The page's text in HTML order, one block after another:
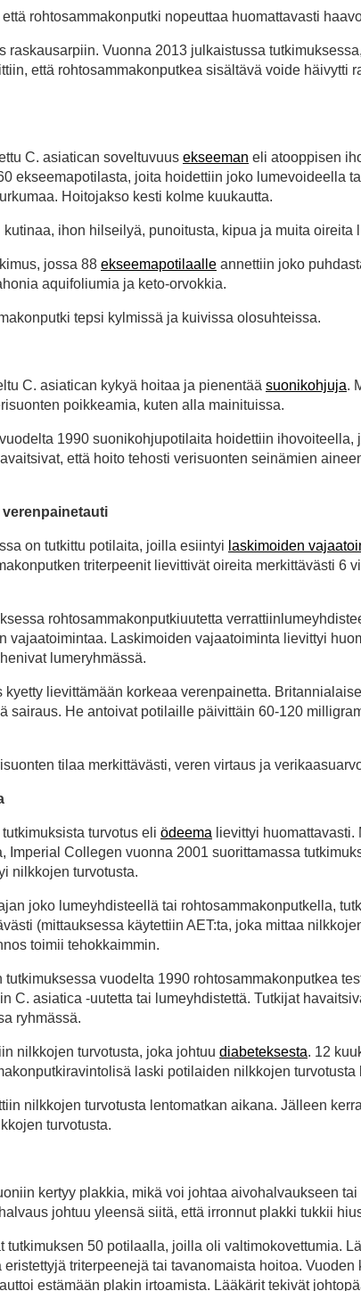
rohtosammakonputki nopeuttaa huomattavasti
raskausarpiin. Vuonna 2013 julkaistussa
että rohtosammakonputkea sisältävä voide häivytti
C. asiatican soveltuvuus ekseeman eli atooppisen
ekseemapotilasta, joita hoidettiin joko lumevoideella
Hoitojakso kesti kolme kuukautta.
ihon hilseilyä, punoitusta, kipua ja muita oireita
jossa 88 ekseemapotilaalle annettiin joko
aquifoliumia ja keto-orvokkia.
tepsi kylmissä ja kuivissa olosuhteissa.
C. asiatican kykyä hoitaa ja pienentää suonikohjuja.
poikkeamia, kuten alla mainituissa.
1990 suonikohjupotilaita hoidettiin ihovoiteella,
että hoito tehosti verisuonten seinämien
on tutkittu potilaita, joilla esiintyi laskimoiden
triterpeenit lievittivät oireita merkittävästi 6
rohtosammakonputkiuutetta
vajaatoimintaa. Laskimoiden vajaatoiminta lievittyi
lumeryhmässä.
lievittämään korkeaa verenpainetta.
sairaus. He antoivat potilaille päivittäin 60-120
tilaa merkittävästi, veren virtaus ja
turvotus eli ödeema lievittyi
Imperial Collegen vuonna 2001 suorittamassa
nilkkojen turvotusta.
joko lumeyhdisteellä tai rohtosammakonputkella,
(mittauksessa käytettiin AET:ta, joka mittaa
toimii tehokkaimmin.
tutkimuksessa vuodelta 1990 rohtosammakonputkea
C. asiatica -uutetta tai lumeyhdistettä. Tutkijat
ryhmässä.
nilkkojen turvotusta, joka johtuu diabeteksesta. 12
laski potilaiden nilkkojen
nilkkojen turvotusta lentomatkan aikana. Jälleen
turvotusta.
kertyy plakkia, mikä voi johtaa aivohalvaukseen
johtuu yleensä siitä, että irronnut plakki tukkii
tutkimuksen 50 potilaalla, joilla oli valtimokovettumia.
triterpeenejä tai tavanomaista hoitoa.
estämään plakin irtoamista. Lääkärit tekivät